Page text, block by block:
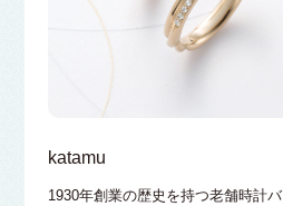
katamu
1930年創業の歴史を持つ老舗時計